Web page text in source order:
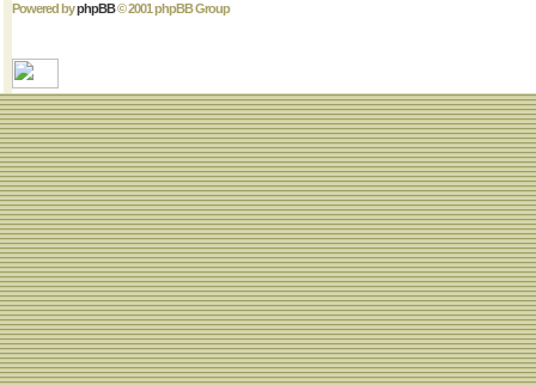
Powered byphpBB© 2001 phpBB Group